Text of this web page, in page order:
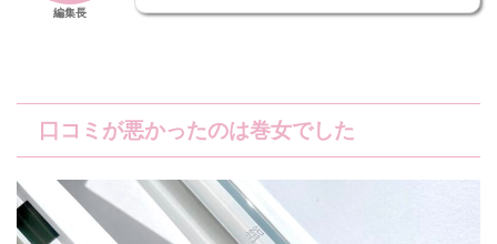
編集長
口コミが悪かったのは巻女でした